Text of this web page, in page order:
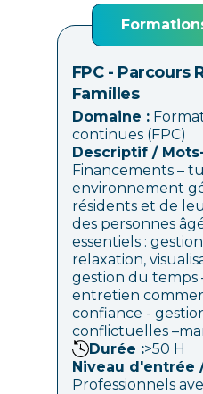
FPC - Parcours
Familles
Domaine :
continues (FPC)
Descriptif /
Financements –
environnement
résidents et de
des personnes
essentiels :
relaxation,
gestion du temps
entretien
confiance -
conflictuelles
Durée :>50 H
Niveau d'entrée
Professionnels